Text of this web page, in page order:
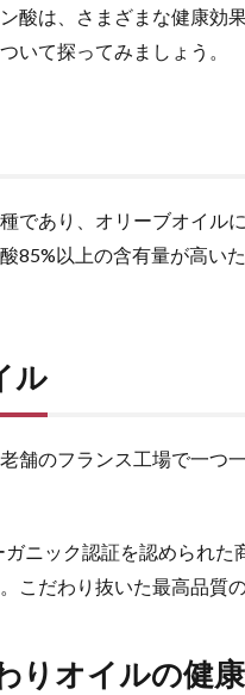
酸は、さまざまな健康効
いて探ってみましょう。
であり、オリーブオイル
85%以上の含有量が高い
ル
舗のフランス工場で一つ
ニック認証を認められ
こだわり抜いた最高品質
りオイルの健